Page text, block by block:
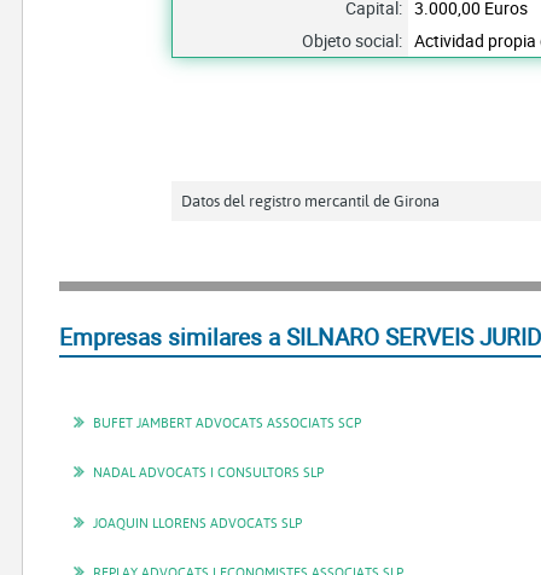
Capital: 3.000,00 Euros
Objeto social: Actividad propia
Datos del registro mercantil de Girona
Empresas similares a SILNARO SERVEIS
BUFET JAMBERT ADVOCATS ASSOCIATS SCP
NADAL ADVOCATS I CONSULTORS SLP
JOAQUIN LLORENS ADVOCATS SLP